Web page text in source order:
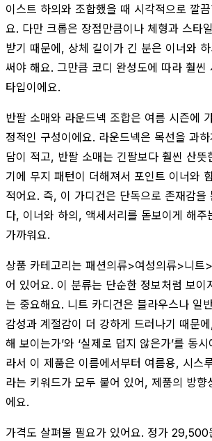
이스트 하의와 조합했을 때 시각적으로 깔
요. 다만 크롭은 장점만큼이나 체형과 스타
받기 때문에, 상체 길이가 긴 분은 이너와
써야 해요. 그만큼 코디 완성도에 따라 훨씬
타입이에요.
반팔 소매와 라운드넥 조합은 여름 시즌에
정적인 구성이에요. 라운드넥은 목선을 과
담이 적고, 반팔 소매는 긴팔보다 훨씬 산뜻
기에 무지 패턴이 더해져서 포인트 이너와
적어요. 즉, 이 가디건은 단독으로 존재감을
다, 이너와 하의, 액세서리를 돋보이게 해주
가까워요.
상품 카테고리는 패션의류>여성의류>니트
어 있어요. 이 분류는 단순한 정보처럼 보이
는 중요해요. 니트 카디건은 블라우스나 일
감성과 계절감이 더 강하게 드러나기 때문
해 보이는가’와 ‘실제로 덥지 않은가’를 동
라서 이 제품은 이름에서부터 여름용, 시스
라는 키워드가 모두 붙어 있어, 제품의 방향
에요.
가격도 살펴볼 필요가 있어요. 정가 29,500